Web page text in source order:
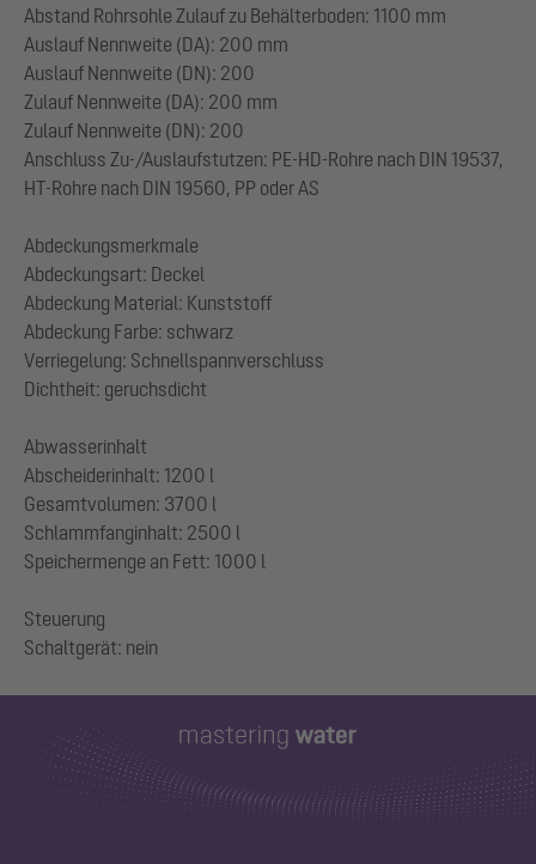
Abstand Rohrsohle Zulauf zu Behälterboden: 1100 mm
Auslauf Nennweite (DA): 200 mm
Auslauf Nennweite (DN): 200
Zulauf Nennweite (DA): 200 mm
Zulauf Nennweite (DN): 200
Anschluss Zu-/Auslaufstutzen: PE-HD-Rohre nach DIN 19537,
HT-Rohre nach DIN 19560, PP oder AS
Abdeckungsmerkmale
Abdeckungsart: Deckel
Abdeckung Material: Kunststoff
Abdeckung Farbe: schwarz
Verriegelung: Schnellspannverschluss
Dichtheit: geruchsdicht
Abwasserinhalt
Abscheiderinhalt: 1200 l
Gesamtvolumen: 3700 l
Schlammfanginhalt: 2500 l
Speichermenge an Fett: 1000 l
Steuerung